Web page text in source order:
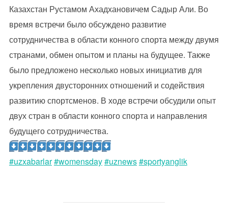
Казахстан Рустамом Ахадхановичем Садыр Али. Во
время встречи было обсуждено развитие
сотрудничества в области конного спорта между двумя
странами, обмен опытом и планы на будущее. Также
было предложено несколько новых инициатив для
укрепления двусторонних отношений и содействия
развитию спортсменов. В ходе встречи обсудили опыт
двух стран в области конного спорта и направления
будущего сотрудничества.
#uzxabarlar#womensday#uznews#sportyanglik